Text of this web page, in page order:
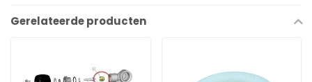
Gerelateerde producten